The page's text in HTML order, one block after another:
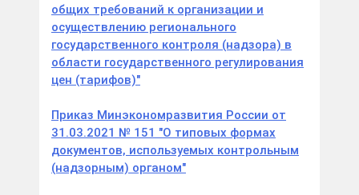
общих требований к организации и
осуществлению регионального
государственного контроля (надзора) в
области государственного регулирования
цен (тарифов)"
Приказ Минэкономразвития России от
31.03.2021 № 151 "О типовых формах
документов, используемых контрольным
(надзорным) органом"